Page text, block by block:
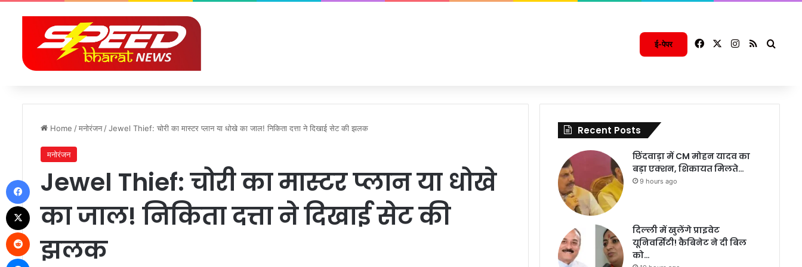
ई-पेपर FacebookInstagram
RSS
Home /मनोरंजन /Jewel Thief: चोरी का मास्टर प्लान या धोखे का जाल! निकिता दत्ता ने दिखाई सेट की झलक
मनोरंजन
Jewel Thief: चोरी का मास्टर प्लान या धोखे
का जाल! निकिता दत्ता ने दिखाई सेट की
झलक
Recent Posts
छिंदवाड़ा में CM मोहन यादव का
बड़ा एक्शन, शिकायत मिलते…
9 hours ago
दिल्ली में खुलेंगे प्राइवेट
यूनिवर्सिटी! कैबिनेट ने दी बिल
को…
Facebook
Messenger